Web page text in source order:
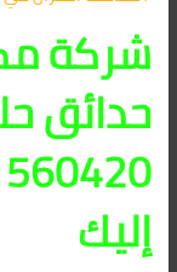
شركة
حدائق
إليك